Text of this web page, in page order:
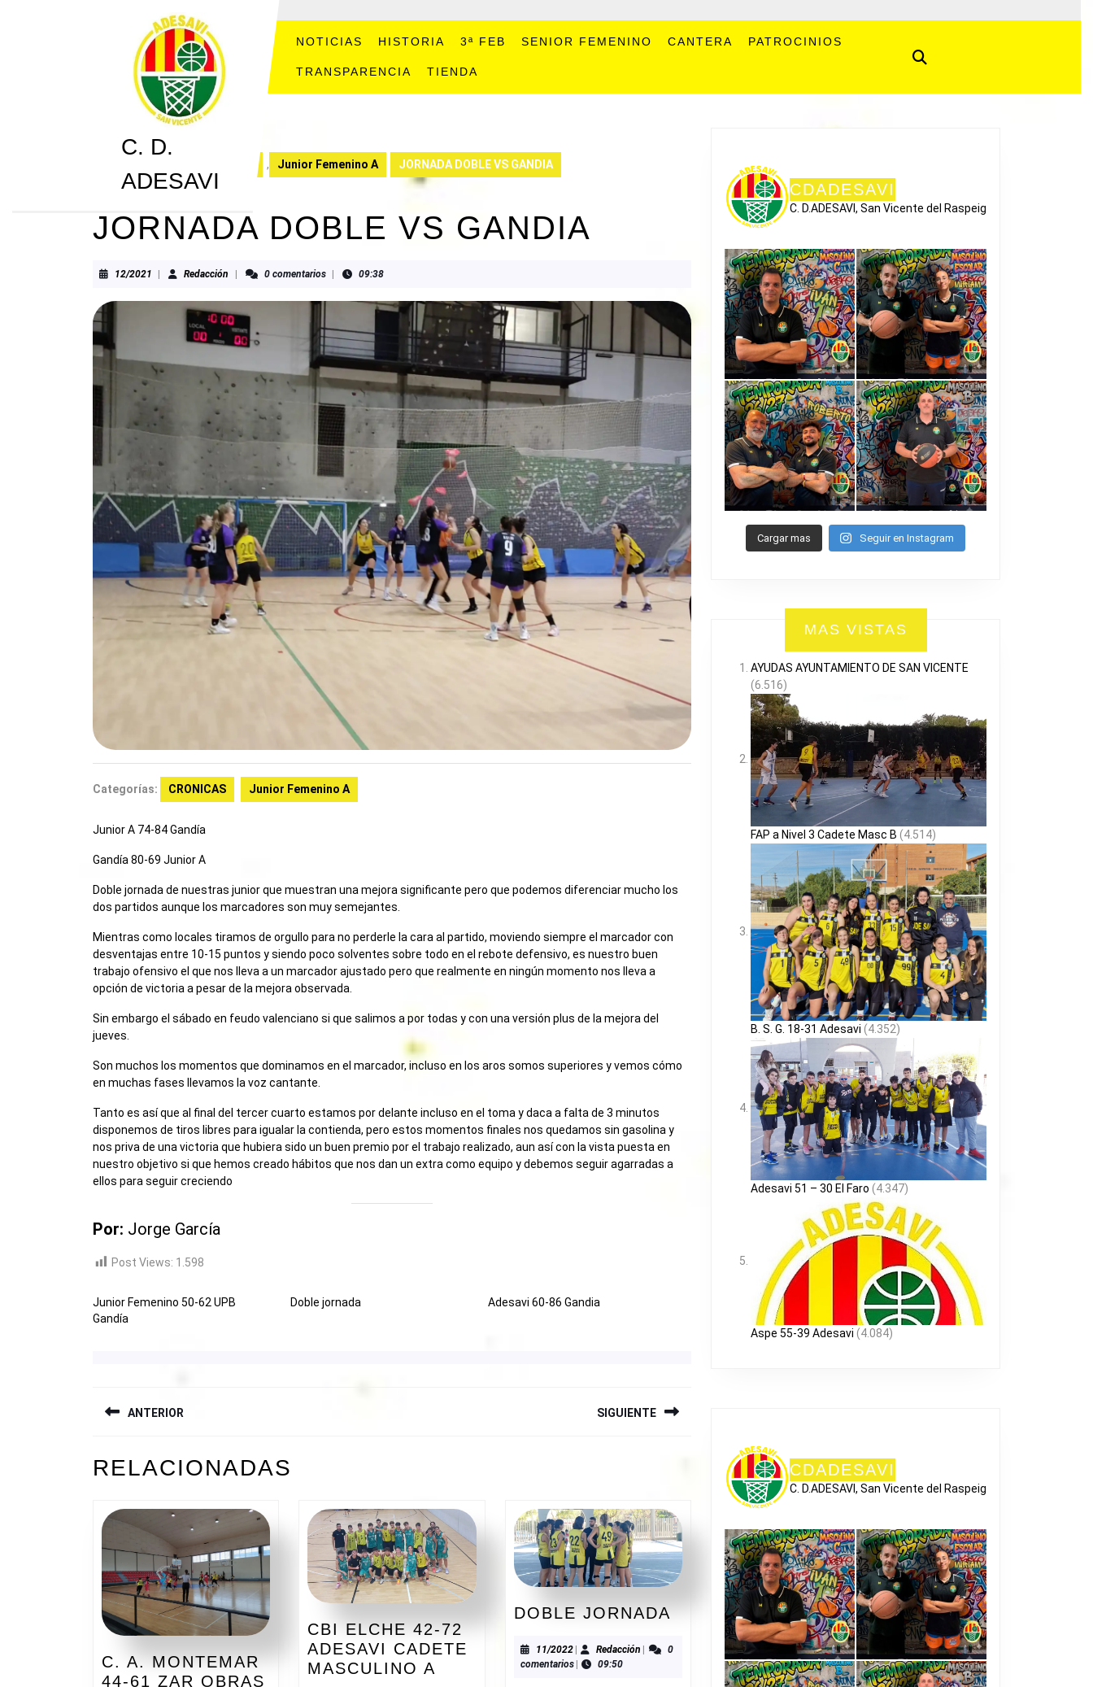
C. D.
ADESAVI
NOTICIAS HISTORIA 3ª FEB SENIOR FEMENINO CANTERA PATROCINIOS
TRANSPARENCIA TIENDA
, Junior Femenino A JORNADA DOBLE VS GANDIA
JORNADA DOBLE VS GANDIA
12/2021 12/2021Redacción Redacción0 comentarios 09:38
Categorías: CRONICAS Junior Femenino A
Junior A 74-84 Gandía
Gandía 80-69 Junior A
Doble jornada de nuestras junior que muestran una mejora significante pero que podemos diferenciar mucho los
dos partidos aunque los marcadores son muy semejantes.
Mientras como locales tiramos de orgullo para no perderle la cara al partido, moviendo siempre el marcador con
desventajas entre 10-15 puntos y siendo poco solventes sobre todo en el rebote defensivo, es nuestro buen
trabajo ofensivo el que nos lleva a un marcador ajustado pero que realmente en ningún momento nos lleva a
opción de victoria a pesar de la mejora observada.
Sin embargo el sábado en feudo valenciano si que salimos a por todas y con una versión plus de la mejora del
jueves.
Son muchos los momentos que dominamos en el marcador, incluso en los aros somos superiores y vemos cómo
en muchas fases llevamos la voz cantante.
Tanto es así que al final del tercer cuarto estamos por delante incluso en el toma y daca a falta de 3 minutos
disponemos de tiros libres para igualar la contienda, pero estos momentos finales nos quedamos sin gasolina y
nos priva de una victoria que hubiera sido un buen premio por el trabajo realizado, aun así con la vista puesta en
nuestro objetivo si que hemos creado hábitos que nos dan un extra como equipo y debemos seguir agarradas a
ellos para seguir creciendo
Por: Jorge García
Post Views: 1.598
Junior Femenino 50-62 UPB
Gandía
Doble jornada Adesavi 60-86 Gandia
DE
ENTRADAS
ANTERIOR
anterior:
SIGUIENTE
RELACIONADAS
C. A. MONTEMAR
44-61 ZAR OBRAS
CBI ELCHE 42-72
ADESAVI CADETE
MASCULINO A
DOBLE JORNADA DOBLE
JORNADA
11/202211/2022
| Redacción Redacción
|
0
comentarios | 09:50
CDADESAVI
C. D.ADESAVI, San Vicente del Raspeig
Cargar mas Seguir en Instagram
MAS VISTAS
AYUDAS AYUNTAMIENTO DE SAN VICENTE
(6.516)
FAP a Nivel 3 Cadete Masc B (4.514)
B. S. G. 18-31 Adesavi (4.352)
Adesavi 51 – 30 El Faro (4.347)
Aspe 55-39 Adesavi (4.084)
CDADESAVI
C. D.ADESAVI, San Vicente del Raspeig